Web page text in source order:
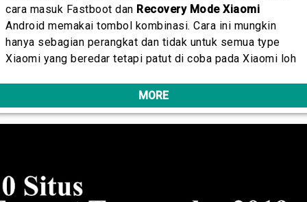
cara masuk Fastboot dan Recovery Mode Xiaomi
Android memakai tombol kombinasi. Cara ini mungkin
hanya sebagian perangkat dan tidak untuk semua type
Xiaomi yang beredar tetapi patut di coba pada Xiaomi loh
MORE